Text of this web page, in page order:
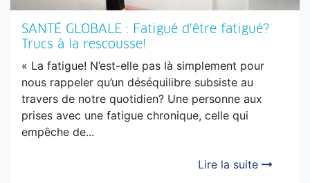
SANTÉ GLOBALE : Fatigué d'être fatigué?
Trucs à la rescousse!
nous rappeler qu’un déséquilibre subsiste au